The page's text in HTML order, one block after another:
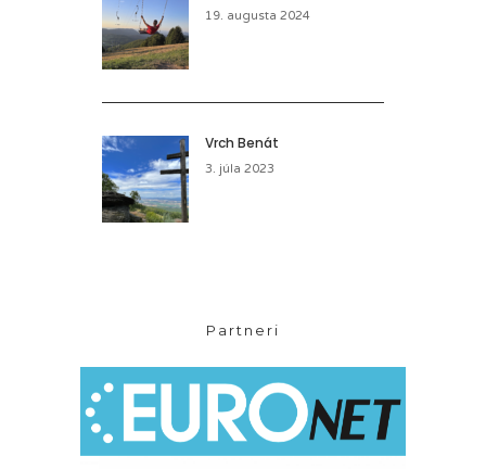
19. augusta 2024
Vrch Benát
3. júla 2023
Partneri